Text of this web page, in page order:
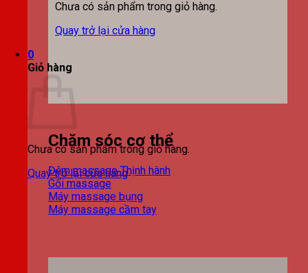
Chưa có sản phẩm trong giỏ hàng.
Quay trở lại cửa hàng
0
Giỏ hàng
Chưa có sản phẩm trong giỏ hàng.
Quay trở lại cửa hàng
Chăm sóc cơ thể
Đệm massage
Gối massage
Máy massage bụng
Máy massage cầm tay